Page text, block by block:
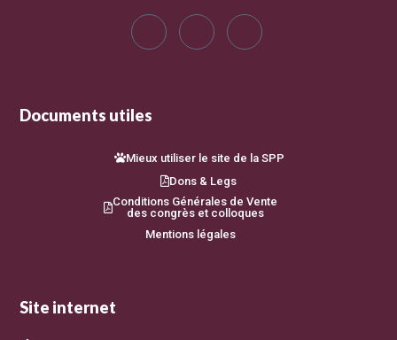
Documents utiles
Mieux utiliser le site de la SPP
Dons & Legs
Conditions Générales de Vente
des congrès et colloques
Mentions légales
Site internet